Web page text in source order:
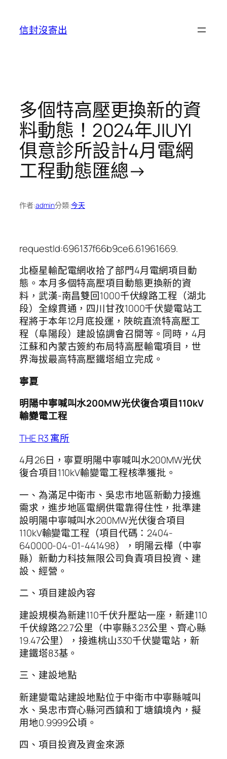
信封沒寄出
多個特高壓更換新的資
料動態！2024年JIUYI
俱意診所設計4月電網
工程動態匯總→
作者:admin分類:今天
requestId:696137f66b9ce6.61961669.
北極星輸配電網收拾了部門4月電網項目動
態。本月多個特高壓項目動態更換新的資
料，武漢-南昌雙回1000千伏線路工程（湖北
段）全線貫通，四川甘孜1000千伏變電站工
程將于本年12月底投運，陜皖直流特高壓工
程（阜陽段）建設協調會召開等。同時，4月
江蘇和內蒙古簽約布局特高壓輸電項目，世
界海拔最高特高壓鐵塔組立完成。
寧夏
明陽中寧喊叫水200MW光伏復合項目110kV
輸變電工程
THE R3 寓所
4月26日，寧夏明陽中寧喊叫水200MW光伏
復合項目110kV輸變電工程核準獲批。
一、為滿足中衛市、吳忠市地區新動力接進
需求，進步地區電網供電靠得住性，批準建
設明陽中寧喊叫水200MW光伏復合項目
110kV輸變電工程（項目代碼：2404-
640000-04-01-441498），明陽云樺（中寧
縣）新動力科技無限公司負責項目投資、建
設、經營。
二、項目建設內容
建設規模為新建110千伏升壓站一座，新建110
千伏線路22.7公里（中寧縣3.23公里、齊心縣
19.47公里），接進桃山330千伏變電站，新
建鐵塔83基。
三、建設地點
新建變電站建設地點位于中衛市中寧縣喊叫
水、吳忠市齊心縣河西鎮和丁塘鎮境內，擬
用地0.9999公頃。
四、項目投資及資金來源